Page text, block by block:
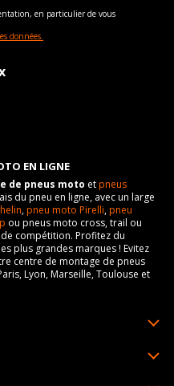
en particulier de vous
données.
EN LIGNE
de pneus moto etpneus
du pneu en ligne, avec un large
,pneu moto Pirelli,pneu
ou pneus moto cross, trail ou
compétition. Profitez du
plus grandes marques ! Evitez
centre de montage de pneus
Lyon, Marseille, Toulouse et